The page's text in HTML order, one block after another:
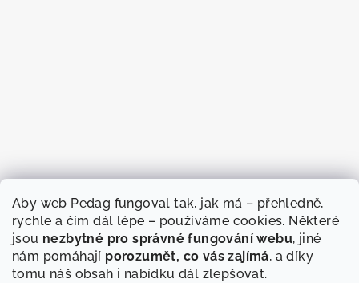
Aby web Pedag fungoval tak, jak má – přehledně,
rychle a čím dál lépe – používáme cookies. Některé
jsou nezbytné pro správné fungování webu, jiné
nám pomáhají porozumět, co vás zajímá, a díky
tomu náš obsah i nabídku dál zlepšovat.